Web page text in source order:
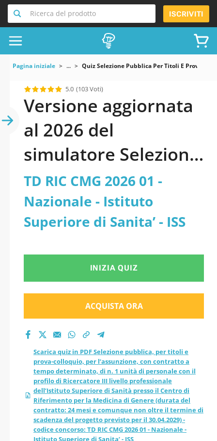
Ricerca del prodotto ISCRIVITI
Pagina iniziale ... Quiz Selezione Pubblica Per Titoli E Prova
5.0 (103 Voti)
Versione aggiornata
al 2026 del
simulatore Selezione
pubblica, per titoli e
prova-colloquio, per
l’assunzione, con
contratto a tempo
determinato, di n. 1
unità di personale
con il profilo di
Ricercatore III livello
professionale
dell’Istituto
Superiore di Sanità
TD RIC CMG 2026 01 -
Nazionale - Istituto
Superiore di Sanita’ - ISS
INIZIA QUIZ
ACQUISTA ORA
Scarica quiz in PDF Selezione pubblica, per titoli e
prova-colloquio, per l’assunzione, con contratto a
tempo determinato, di n. 1 unità di personale con il
profilo di Ricercatore III livello professionale
dell’Istituto Superiore di Sanità presso il Centro di
Riferimento per la Medicina di Genere (durata del
contratto: 24 mesi e comunque non oltre il termine di
scadenza del progetto previsto per il 30.04.2029) -
codice concorso: TD RIC CMG 2026 01 - Nazionale -
Istituto Superiore di Sanita’ - ISS